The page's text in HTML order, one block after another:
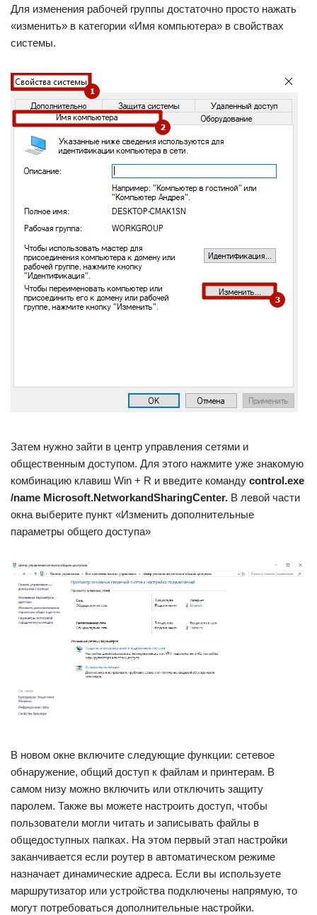
Для изменения рабочей группы достаточно просто нажать
«изменить» в категории «Имя компьютера» в свойствах
системы.
Затем нужно зайти в центр управления сетями и
общественным доступом. Для этого нажмите уже знакомую
комбинацию клавиш Win + R и введите команду control.exe
/name Microsoft.NetworkandSharingCenter. В левой части
окна выберите пункт «Изменить дополнительные
параметры общего доступа»
В новом окне включите следующие функции: сетевое
обнаружение, общий доступ к файлам и принтерам. В
самом низу можно включить или отключить защиту
паролем. Также вы можете настроить доступ, чтобы
пользователи могли читать и записывать файлы в
общедоступных папках. На этом первый этап настройки
заканчивается если роутер в автоматическом режиме
назначает динамические адреса. Если вы используете
маршрутизатор или устройства подключены напрямую, то
могут потребоваться дополнительные настройки.